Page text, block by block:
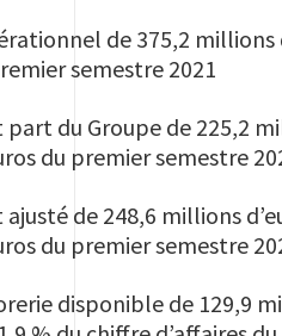
de 375,2 millions
semestre 2021
du Groupe de 225,2
du premier semestre
de 248,6 millions
du premier semestre
disponible de 129,9